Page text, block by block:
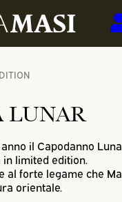
LUNAR
il Capodanno
limited edition.
al forte legame che
orientale.